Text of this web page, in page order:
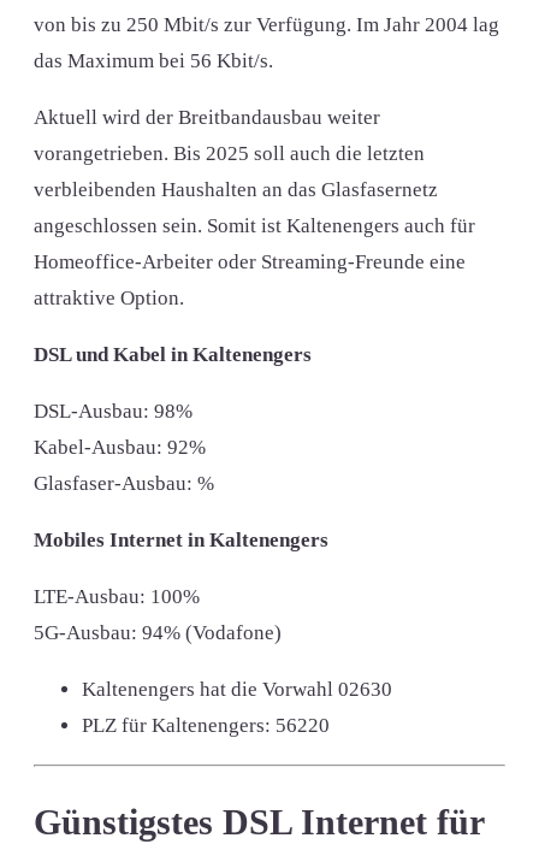
von bis zu 250 Mbit/s zur Verfügung. Im Jahr 2004 lag
das Maximum bei 56 Kbit/s.
Aktuell wird der Breitbandausbau weiter
vorangetrieben. Bis 2025 soll auch die letzten
verbleibenden Haushalten an das Glasfasernetz
angeschlossen sein. Somit ist Kaltenengers auch für
Homeoffice-Arbeiter oder Streaming-Freunde eine
attraktive Option.
DSL und Kabel in Kaltenengers
DSL-Ausbau: 98%
Kabel-Ausbau: 92%
Glasfaser-Ausbau: %
Mobiles Internet in Kaltenengers
LTE-Ausbau: 100%
5G-Ausbau: 94% (Vodafone)
Kaltenengers hat die Vorwahl 02630
PLZ für Kaltenengers: 56220
Günstigstes DSL Internet für